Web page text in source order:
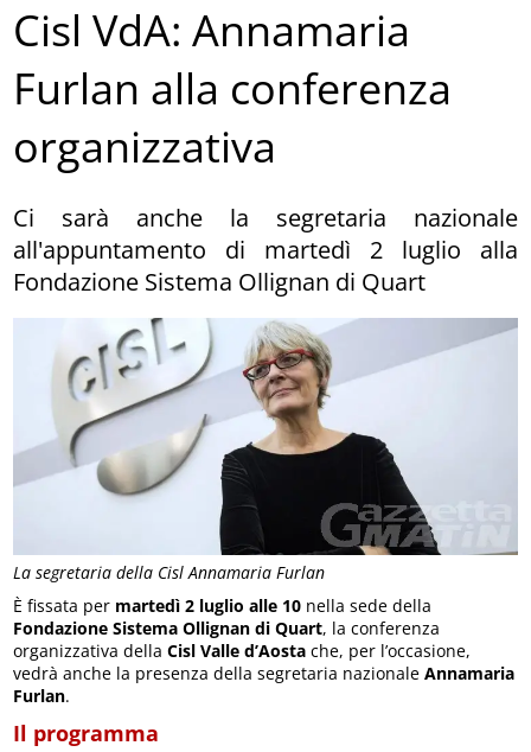
La segretaria della Cisl Annamaria Furlan
Cisl VdA: Annamaria
Furlan alla conferenza
organizzativa
Ci sarà anche la segretaria nazionale
all'appuntamento di martedì 2 luglio alla
Fondazione Sistema Ollignan di Quart
È fissata per martedì 2 luglio alle 10 nella sede della
Fondazione Sistema Ollignan di Quart, la conferenza
organizzativa dellaCisl Valle d’Aosta che, per l’occasione,
vedrà anche la presenza della segretaria nazionaleAnnamaria
Furlan.
Il programma